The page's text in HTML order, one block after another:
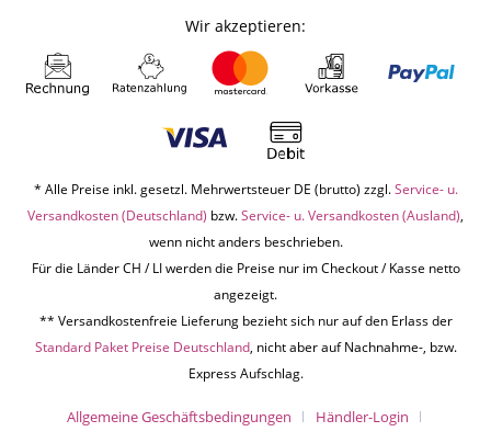
Wir akzeptieren:
* Alle Preise inkl. gesetzl. Mehrwertsteuer DE (brutto) zzgl.Service- u.
Versandkosten (Deutschland) bzw.Service- u. Versandkosten (Ausland),
wenn nicht anders beschrieben.
Für die Länder CH / LI werden die Preise nur im Checkout / Kasse netto
angezeigt.
** Versandkostenfreie Lieferung bezieht sich nur auf den Erlass der
Standard Paket Preise Deutschland, nicht aber auf Nachnahme-, bzw.
Express Aufschlag.
Allgemeine Geschäftsbedingungen
Händler-Login